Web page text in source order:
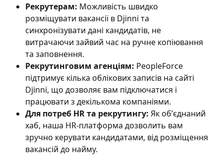
Рекрутерам: Можливість швидко
розміщувати вакансії в Djinni та
синхронізувати дані кандидатів, не
витрачаючи зайвий час на ручне копіювання
та заповнення.
Рекрутинговим агенціям: PeopleForce
підтримує кілька облікових записів на сайті
Djinni, що дозволяє вам підключатися і
працювати з декількома компаніями.
Для потреб HR та рекрутингу: Як обʼєднаний
хаб, наша HR-платформа дозволить вам
зручно керувати кандидатами, від розміщення
вакансій до найму.